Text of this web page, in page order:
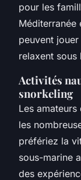
pour les
Méditerranée
peuvent
relaxent sous
Activités
snorkeling
Les
les
préfériez la
sous-marine
des